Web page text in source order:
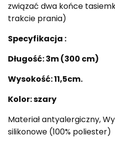
związać dwa końce
trakcie prania)
Specyfikacja :
Długość: 3m (300 cm)
Wysokość: 11,5cm.
Kolor: szary
Materiał antyalergiczny,
silikonowe (100% poliester)